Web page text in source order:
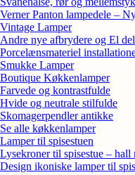
Verner Panton lampedele –
Vintage Lamper
Andre nye afbrydere og El
Porcelænsmateriel
Smukke Lamper
Boutique Køkkenlamper
Farvede og kontrastfulde
Hvide og neutrale stilfulde
Skomagerpendler antikke
Se alle køkkenlamper
Lamper til spisestuen
Lysekroner til spisestue – hall
Design ikoniske lamper til